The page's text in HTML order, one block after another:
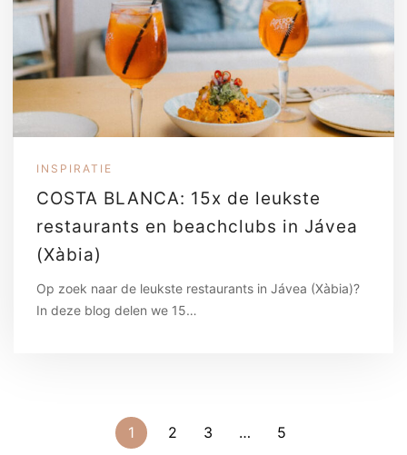
INSPIRATIE
COSTA BLANCA: 15x de leukste
restaurants en beachclubs in Jávea
(Xàbia)
Op zoek naar de leukste restaurants in Jávea (Xàbia)?
In deze blog delen we 15…
1 2 3 … 5